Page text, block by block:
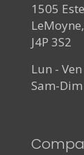
1505
J4P 3S2
Lun -
Sam-